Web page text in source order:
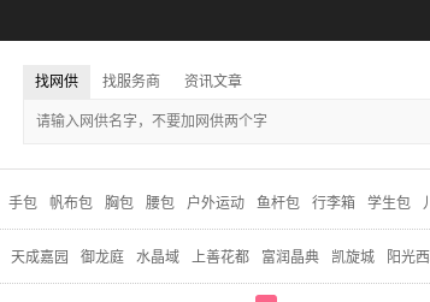
找网供 找服务商 资讯文章
手包 帆布包 胸包 腰包 户外运动 鱼杆包 行李箱 学生包
天成嘉园 御龙庭 水晶域 上善花都 富润晶典 凯旋城 阳光